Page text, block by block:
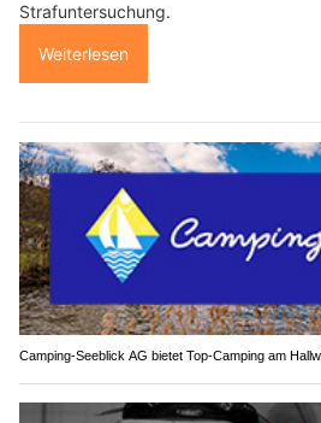
Strafuntersuchung.
Weiterlesen
Camping-Seeblick AG bietet Top-Camping am